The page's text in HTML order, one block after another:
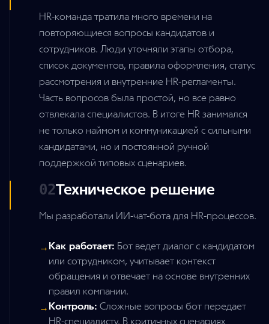
HR-команда тратила много времени на
повторяющиеся вопросы кандидатов и
сотрудников. Люди уточняли этапы отбора,
список документов, правила оформления, статус
рассмотрения и внутренние HR-регламенты.
Часть вопросов была простой, но все равно
отвлекала специалистов. В итоге HR занимался
не только наймом и коммуникацией с сильными
кандидатами, но и постоянной ручной
поддержкой типовых сценариев.
02Техническое решение
Мы разработали ИИ-чат-бота для HR-процессов.
→ Как работает: Бот ведет диалог с кандидатом
или сотрудником, учитывает контекст
обращения и отвечает на основе внутренних
правил компании.
→ Контроль: Сложные вопросы бот передает
HR-специалисту. В критичных сценариях